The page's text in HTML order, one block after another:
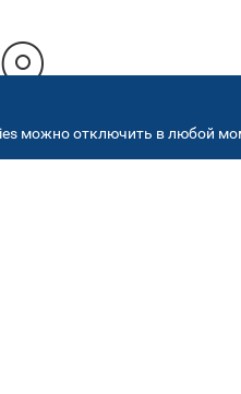
можно отключить в любой